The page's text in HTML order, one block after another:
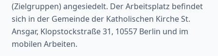
(Zielgruppen) angesiedelt. Der Arbeitsplatz befindet
sich in der Gemeinde der Katholischen Kirche St.
Ansgar, Klopstockstraße 31, 10557 Berlin und im
mobilen Arbeiten.